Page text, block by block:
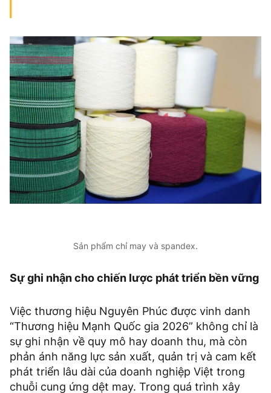
Sản phẩm chỉ may và spandex.
Sự ghi nhận cho chiến lược phát triển bền vững
Việc thương hiệu Nguyên Phúc được vinh danh
“Thương hiệu Mạnh Quốc gia 2026” không chỉ là
sự ghi nhận về quy mô hay doanh thu, mà còn
phản ánh năng lực sản xuất, quản trị và cam kết
phát triển lâu dài của doanh nghiệp Việt trong
chuỗi cung ứng dệt may. Trong quá trình xây